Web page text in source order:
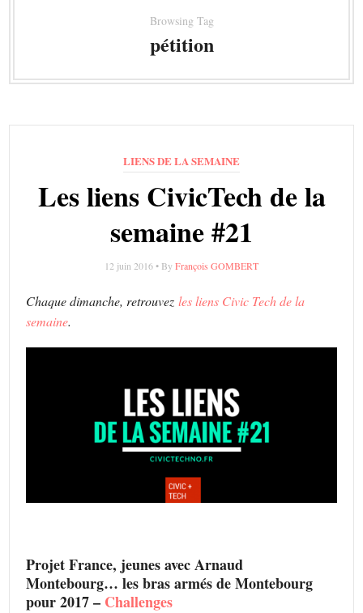
Browsing Tag
pétition
LIENS DE LA SEMAINE
Les liens CivicTech de la
semaine #21
12 juin 2016 • By François GOMBERT
Chaque dimanche, retrouvezles liens Civic Tech de la
semaine.
Projet France, jeunes avec Arnaud
Montebourg… les bras armés de Montebourg
pour 2017 – Challenges